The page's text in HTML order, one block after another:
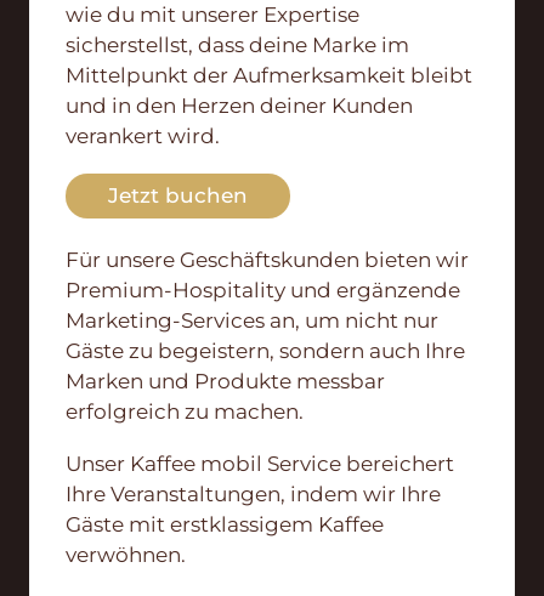
wie du mit unserer Expertise
sicherstellst, dass deine Marke im
Mittelpunkt der Aufmerksamkeit bleibt
und in den Herzen deiner Kunden
verankert wird.
Jetzt buchen
Für unsere Geschäftskunden bieten wir
Premium-Hospitality und ergänzende
Marketing-Services an, um nicht nur
Gäste zu begeistern, sondern auch Ihre
Marken und Produkte messbar
erfolgreich zu machen.
Unser Kaffee mobil Service bereichert
Ihre Veranstaltungen, indem wir Ihre
Gäste mit erstklassigem Kaffee
verwöhnen.